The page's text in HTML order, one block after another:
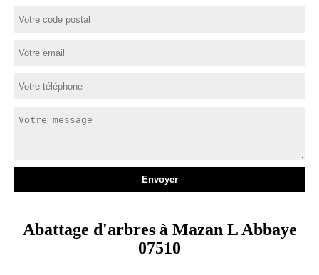
Abattage d'arbres à Mazan L Abbaye
07510